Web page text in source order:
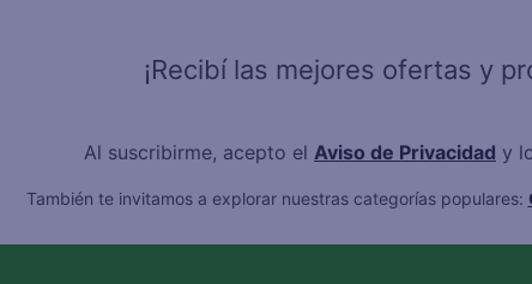
¡Recibí las mejores ofertas y
Al suscribirme, acepto el Aviso de Privacidad y
También te invitamos a explorar nuestras categorías populares: